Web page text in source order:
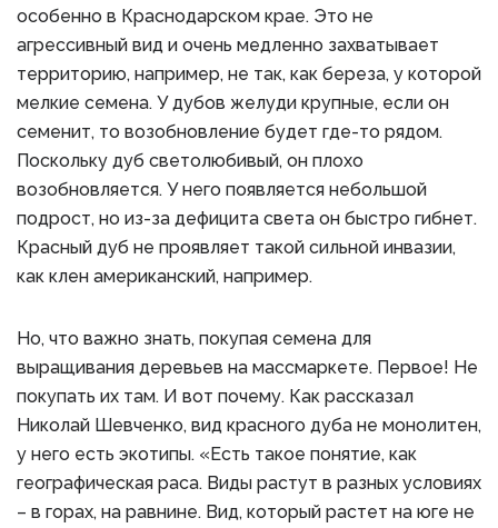
особенно в Краснодарском крае. Это не
агрессивный вид и очень медленно захватывает
территорию, например, не так, как береза, у которой
мелкие семена. У дубов желуди крупные, если он
семенит, то возобновление будет где-то рядом.
Поскольку дуб светолюбивый, он плохо
возобновляется. У него появляется небольшой
подрост, но из-за дефицита света он быстро гибнет.
Красный дуб не проявляет такой сильной инвазии,
как клен американский, например.
Но, что важно знать, покупая семена для
выращивания деревьев на массмаркете. Первое! Не
покупать их там. И вот почему. Как рассказал
Николай Шевченко, вид красного дуба не монолитен,
у него есть экотипы. «Есть такое понятие, как
географическая раса. Виды растут в разных условиях
– в горах, на равнине. Вид, который растет на юге не